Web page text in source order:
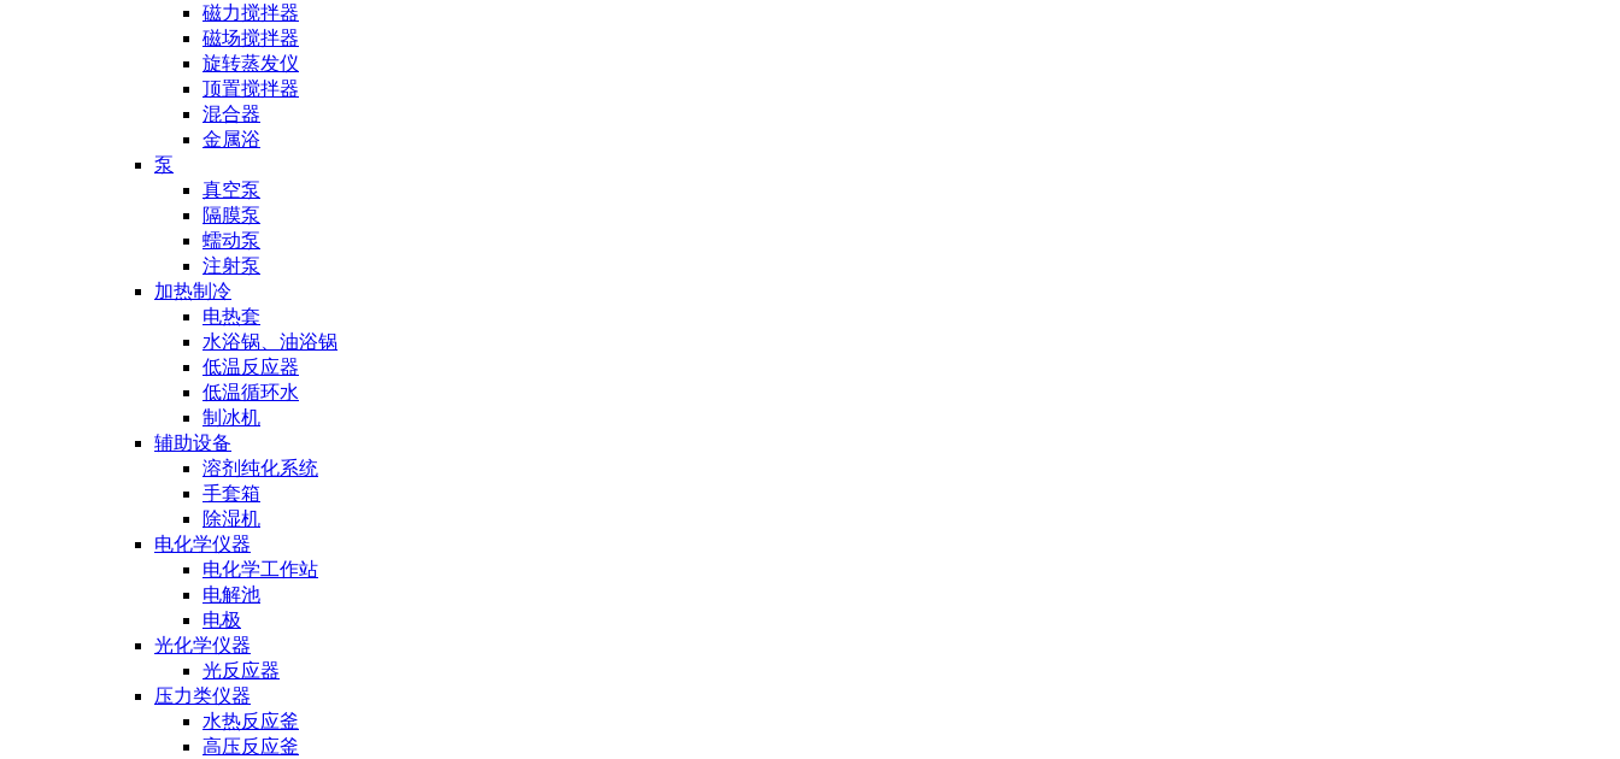
磁力搅拌器
磁场搅拌器
旋转蒸发仪
顶置搅拌器
混合器
金属浴
泵
真空泵
隔膜泵
蠕动泵
注射泵
加热制冷
电热套
水浴锅、油浴锅
低温反应器
低温循环水
制冰机
辅助设备
溶剂纯化系统
手套箱
除湿机
电化学仪器
电化学工作站
电解池
电极
光化学仪器
光反应器
压力类仪器
水热反应釜
高压反应釜